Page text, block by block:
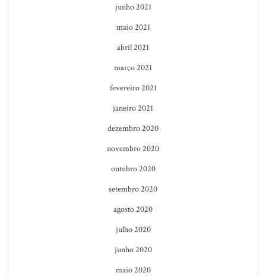
junho 2021
maio 2021
abril 2021
março 2021
fevereiro 2021
janeiro 2021
dezembro 2020
novembro 2020
outubro 2020
setembro 2020
agosto 2020
julho 2020
junho 2020
maio 2020